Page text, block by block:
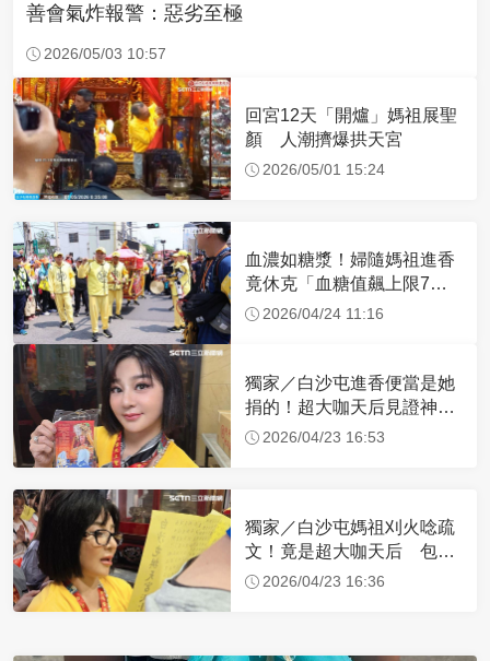
善會氣炸報警：惡劣至極
2026/05/03 10:57
回宮12天「開爐」媽祖展聖
顏 人潮擠爆拱天宮
2026/05/01 15:24
血濃如糖漿！婦隨媽祖進香
竟休克「血糖值飆上限7
倍」 醫曝原因
2026/04/24 11:16
獨家／白沙屯進香便當是她
捐的！超大咖天后見證神
蹟 一靠近媽祖就爆哭
2026/04/23 16:53
獨家／白沙屯媽祖刈火唸疏
文！竟是超大咖天后 包尿
布忍尿5小時不喊累
2026/04/23 16:36